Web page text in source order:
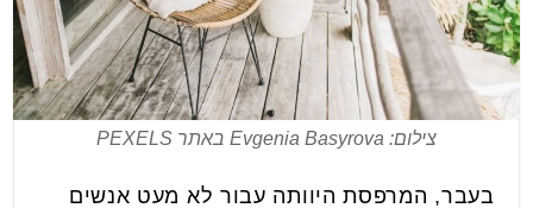
צילום: Evgenia Basyrova באתר PEXELS
בעבר, המרפסת היוותה עבור לא מעט אנשים